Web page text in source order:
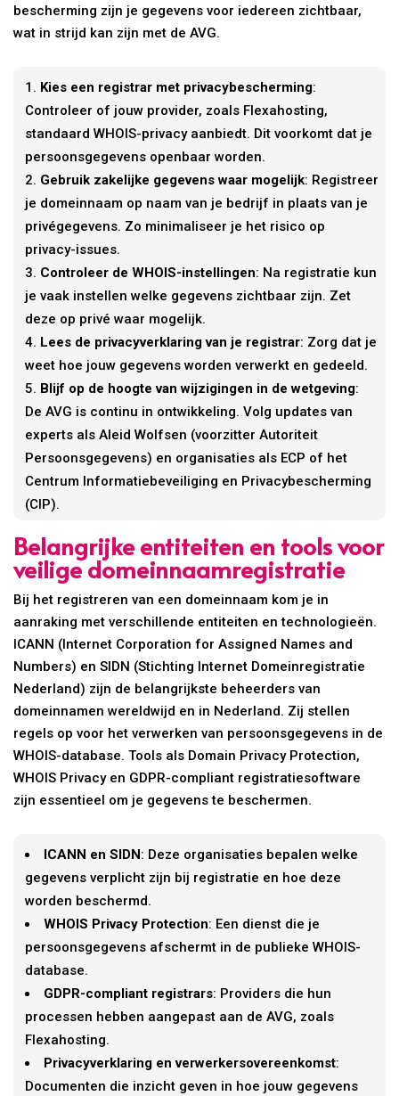
bescherming zijn je gegevens voor iedereen zichtbaar,
wat in strijd kan zijn met de AVG.
Kies een registrar met privacybescherming:
Controleer of jouw provider, zoals Flexahosting,
standaard WHOIS-privacy aanbiedt. Dit voorkomt dat je
persoonsgegevens openbaar worden.
Gebruik zakelijke gegevens waar mogelijk: Registreer
je domeinnaam op naam van je bedrijf in plaats van je
privégegevens. Zo minimaliseer je het risico op
privacy-issues.
Controleer de WHOIS-instellingen: Na registratie kun
je vaak instellen welke gegevens zichtbaar zijn. Zet
deze op privé waar mogelijk.
Lees de privacyverklaring van je registrar: Zorg dat je
weet hoe jouw gegevens worden verwerkt en gedeeld.
Blijf op de hoogte van wijzigingen in de wetgeving:
De AVG is continu in ontwikkeling. Volg updates van
experts als Aleid Wolfsen (voorzitter Autoriteit
Persoonsgegevens) en organisaties als ECP of het
Centrum Informatiebeveiliging en Privacybescherming
(CIP).
Belangrijke entiteiten en tools voor
veilige domeinnaamregistratie
Bij het registreren van een domeinnaam kom je in
aanraking met verschillende entiteiten en technologieën.
ICANN (Internet Corporation for Assigned Names and
Numbers) en SIDN (Stichting Internet Domeinregistratie
Nederland) zijn de belangrijkste beheerders van
domeinnamen wereldwijd en in Nederland. Zij stellen
regels op voor het verwerken van persoonsgegevens in de
WHOIS-database. Tools als Domain Privacy Protection,
WHOIS Privacy en GDPR-compliant registratiesoftware
zijn essentieel om je gegevens te beschermen.
ICANN en SIDN: Deze organisaties bepalen welke
gegevens verplicht zijn bij registratie en hoe deze
worden beschermd.
WHOIS Privacy Protection: Een dienst die je
persoonsgegevens afschermt in de publieke WHOIS-
database.
GDPR-compliant registrars: Providers die hun
processen hebben aangepast aan de AVG, zoals
Flexahosting.
Privacyverklaring en verwerkersovereenkomst:
Documenten die inzicht geven in hoe jouw gegevens